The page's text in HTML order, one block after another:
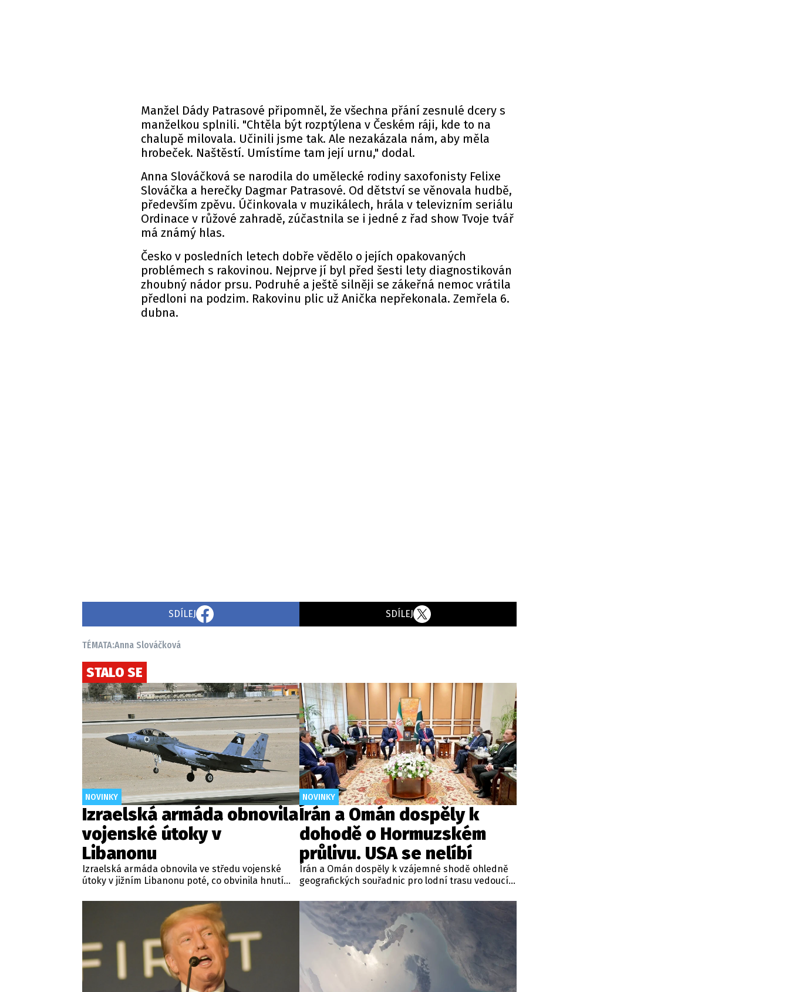
Manžel Dády Patrasové připomněl, že všechna přání zesnulé dcery s
manželkou splnili. "Chtěla být rozptýlena v Českém ráji, kde to na
chalupě milovala. Učinili jsme tak. Ale nezakázala nám, aby měla
hrobeček. Naštěstí. Umístíme tam její urnu," dodal.
Anna Slováčková se narodila do umělecké rodiny saxofonisty Felixe
Slováčka a herečky Dagmar Patrasové. Od dětství se věnovala hudbě,
především zpěvu. Účinkovala v muzikálech, hrála v televizním seriálu
Ordinace v růžové zahradě, zúčastnila se i jedné z řad show Tvoje tvář
má známý hlas.
Česko v posledních letech dobře vědělo o jejích opakovaných
problémech s rakovinou. Nejprve jí byl před šesti lety diagnostikován
zhoubný nádor prsu. Podruhé a ještě silněji se zákeřná nemoc vrátila
předloni na podzim. Rakovinu plic už Anička nepřekonala. Zemřela 6.
dubna.
SDÍLEJ SDÍLEJ
TÉMATA:Anna Slováčková
STALO SE
NOVINKY
Izraelská armáda obnovila
vojenské útoky v
Libanonu
Izraelská armáda obnovila ve středu vojenské
útoky v jižním Libanonu poté, co obvinila hnutí
došlo navzdory probíhajícím diplomatickým
jednáním v italské metropoli, kde se zástupci
obou stran snaží pod patronací Spojených států
ukončit měsíce trvající přeshraniční konflikt.
NOVINKY
Írán a Omán dospěly k
dohodě o Hormuzském
průlivu. USA se nelíbí
Írán a Omán dospěly k vzájemné shodě ohledně
geografických souřadnic pro lodní trasu vedoucí
vyjádření íránského ministerstva zahraničí se
nyní připravuje společné oficiální prohlášení,
pokud do celého procesu nevstoupí třetí strany.